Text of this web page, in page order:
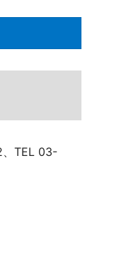
、TEL 03-